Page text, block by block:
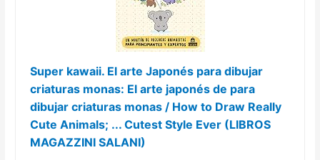
Super kawaii. El arte Japonés para dibujar
criaturas monas: El arte japonés de para
dibujar criaturas monas / How to Draw Really
Cute Animals; ... Cutest Style Ever (LIBROS
MAGAZZINI SALANI)